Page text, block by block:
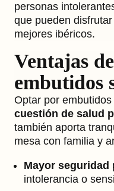
personas
que pueden
mejores ibéricos.
Ventajas
embutidos
Optar por
cuestión de salud
también aporta
mesa con familia y
Mayor seguridad
intolerancia o